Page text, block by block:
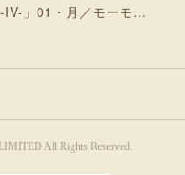
」01・月／モーモ…
All Rights Reserved.